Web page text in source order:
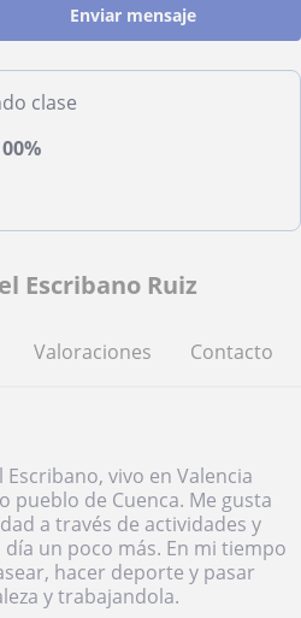
Enviar mensaje
clase
Escribano Ruiz
Valoraciones Contacto
vivo en Valencia
pueblo de Cuenca. Me gusta
a través de actividades y
un poco más. En mi tiempo
hacer deporte y pasar
y trabajandola.